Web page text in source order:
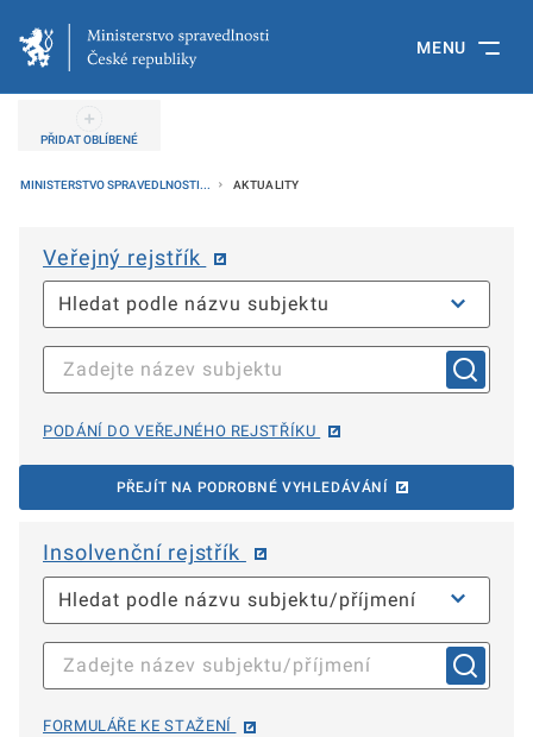
MENU
PŘIDAT OBLÍBENÉ
MINISTERSTVO SPRAVEDLNOSTI... AKTUALITY
Veřejný rejstřík
PODÁNÍ DO VEŘEJNÉHO REJSTŘÍKU
PŘEJÍT NA PODROBNÉ VYHLEDÁVÁNÍ
Insolvenční rejstřík
FORMULÁŘE KE STAŽENÍ